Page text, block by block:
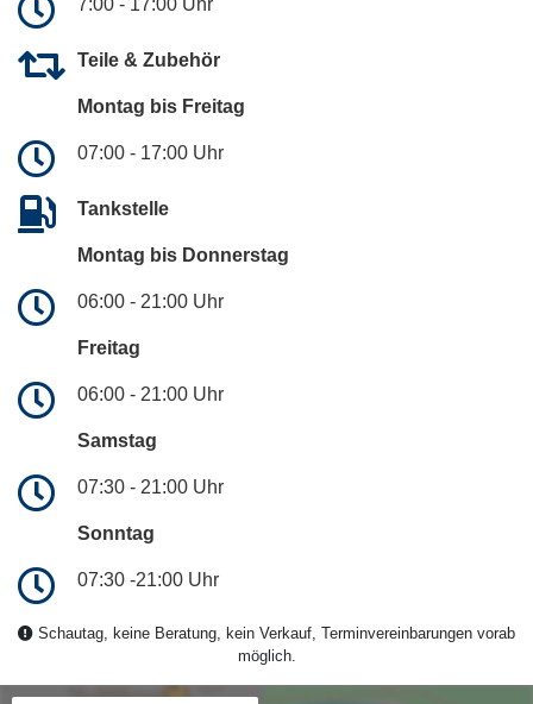
Teile & Zubehör
Montag bis Freitag
07:00 - 17:00 Uhr
Tankstelle
Montag bis Donnerstag
06:00 - 21:00 Uhr
Freitag
06:00 - 21:00 Uhr
Samstag
07:30 - 21:00 Uhr
Sonntag
07:30 -21:00 Uhr
Schautag, keine Beratung, kein Verkauf, Terminvereinbarungen vorab
möglich.